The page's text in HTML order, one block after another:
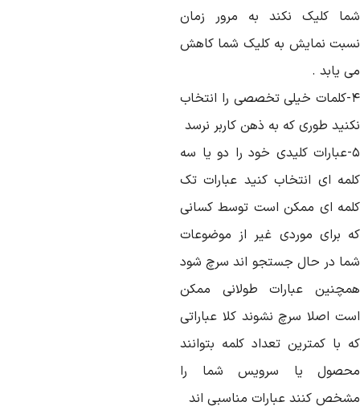
کلیک نکند به مرور زمان
نمایش به کلیک شما کاهش
یابد .
۴-کلمات خیلی تخصصی را انتخاب
طوری که به ذهن کاربر نرسد
۵-عبارات کلیدی خود را دو یا سه
ای انتخاب کنید عبارات تک
ای ممکن است توسط کسانی
برای موردی غیر از موضوعات
در حال جستجو اند سرچ شود
عبارات طولانی ممکن
اصلا سرچ نشوند کلا عباراتی
با کمترین تعداد کلمه بتوانند
یا سرویس شما را
کنند عبارات مناسبی اند